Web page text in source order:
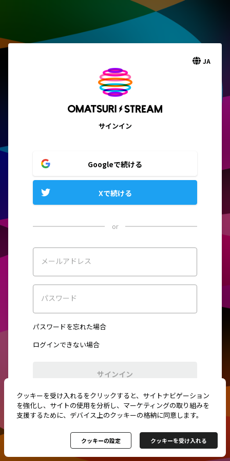
JA
サインイン
Googleで続ける
Xで続ける
or
メールアドレス
パスワード
パスワードを忘れた場合
ログインできない場合
サインイン
初めてご利用ですか？新規登録
クッキーを受け入れるをクリックすると、サイトナビゲーション
を強化し、サイトの使用を分析し、マーケティングの取り組みを
支援するために、デバイス上のクッキーの格納に同意します。
クッキーの設定 クッキーを受け入れる